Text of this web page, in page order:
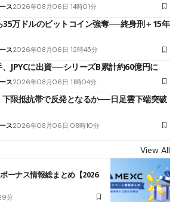
ス2026年08月06日 14時01分
35万ドルのビットコイン強奪──終身刑＋15年
ス2026年08月06日 12時45分
JPYCに出資──シリーズB累計約60億円に
ス2026年08月06日 11時04分
下限抵抗帯で反発となるか──日足雲下端突破
ス2026年08月06日 08時10分
View All
ーナス情報総まとめ【2026
分